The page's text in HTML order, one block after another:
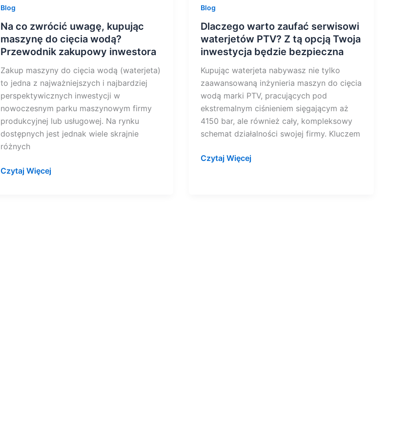
Blog
Na co zwrócić uwagę, kupując
maszynę do cięcia wodą?
Przewodnik zakupowy inwestora
Zakup maszyny do cięcia wodą (waterjeta)
to jedna z najważniejszych i najbardziej
perspektywicznych inwestycji w
nowoczesnym parku maszynowym firmy
produkcyjnej lub usługowej. Na rynku
dostępnych jest jednak wiele skrajnie
różnych
Czytaj Więcej
Blog
Dlaczego warto zaufać serwisowi
waterjetów PTV? Z tą opcją Twoja
inwestycja będzie bezpieczna
Kupując waterjeta nabywasz nie tylko
zaawansowaną inżynieria maszyn do cięcia
wodą marki PTV, pracujących pod
ekstremalnym ciśnieniem sięgającym aż
4150 bar, ale również cały, kompleksowy
schemat działalności swojej firmy. Kluczem
bezpieczna
Czytaj Więcej